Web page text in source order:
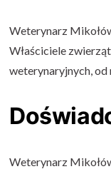
Weterynarz
Właściciele
weterynaryjnych,
Weterynarz